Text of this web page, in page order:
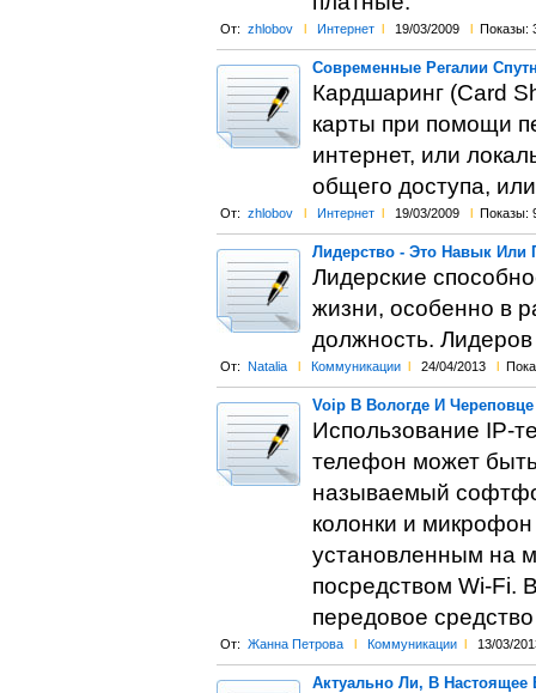
От: zhlobov l Интернет l 19/03/2009 l Показы:
Современные Регалии
Кардшаринг (Card
карты при помощи
интернет, или
общего доступа,
От: zhlobov l Интернет l 19/03/2009 l Показы:
Лидерство - Это Навык Или
Лидерские
жизни, особенно в
должность.
От: Natalia l Коммуникации l 24/04/2013 l
Voip В Вологде И Череповце
Использование IP-
телефон может
называемый
колонки и
установленным на
посредством Wi-Fi.
передовое
От: Жанна Петрова l Коммуникации l 13/03/
Актуально Ли, В